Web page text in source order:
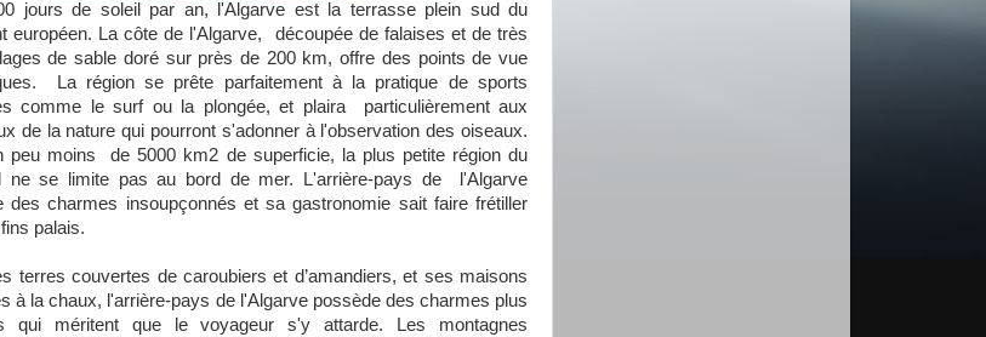
jours de soleil par an, l'Algarve est la terrasse plein sud du
européen. La côte de l'Algarve, découpée de falaises et de très
de sable doré sur près de 200 km, offre des points de vue
La région se prête parfaitement à la pratique de sports
comme le surf ou la plongée, et plaira particulièrement aux
de la nature qui pourront s'adonner à l'observation des oiseaux.
peu moins de 5000 km2 de superficie, la plus petite région du
ne se limite pas au bord de mer. L'arrière-pays de l'Algarve
des charmes insoupçonnés et sa gastronomie sait faire frétiller
palais.
terres couvertes de caroubiers et d’amandiers, et ses maisons
à la chaux, l'arrière-pays de l'Algarve possède des charmes plus
qui méritent que le voyageur s'y attarde. Les montagnes